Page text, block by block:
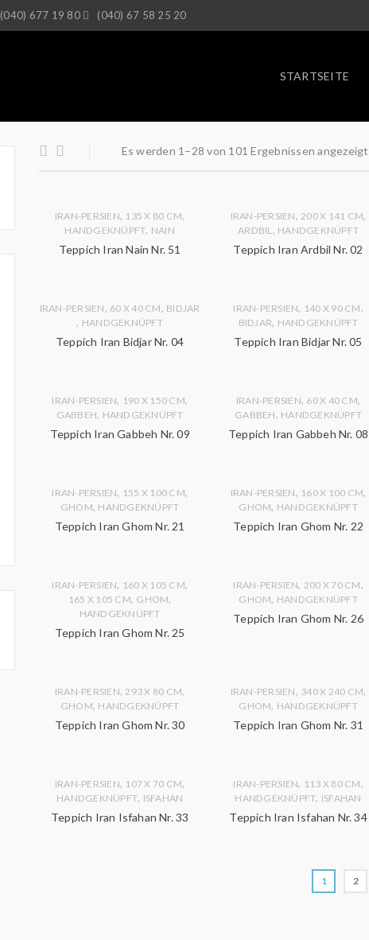
(040) 677 19 80 (040) 67 58 25 20
STARTSEITE
Es werden 1–28 von 101 Ergebnissen angezeigt
IRAN-PERSIEN, 135 X 80 CM,
HANDGEKNÜPFT, NAIN
Teppich Iran Nain Nr. 51
IRAN-PERSIEN, 200 X 141 CM,
ARDBIL, HANDGEKNÜPFT
Teppich Iran Ardbil Nr. 02
IRAN-PERSIEN, 60 X 40 CM, BIDJAR
, HANDGEKNÜPFT
Teppich Iran Bidjar Nr. 04
IRAN-PERSIEN, 140 X 90 CM,
BIDJAR, HANDGEKNÜPFT
Teppich Iran Bidjar Nr. 05
IRAN-PERSIEN, 190 X 150 CM,
GABBEH, HANDGEKNÜPFT
Teppich Iran Gabbeh Nr. 09
IRAN-PERSIEN, 60 X 40 CM,
GABBEH, HANDGEKNÜPFT
Teppich Iran Gabbeh Nr. 08
IRAN-PERSIEN, 155 X 100 CM,
GHOM, HANDGEKNÜPFT
Teppich Iran Ghom Nr. 21
IRAN-PERSIEN, 160 X 100 CM,
GHOM, HANDGEKNÜPFT
Teppich Iran Ghom Nr. 22
IRAN-PERSIEN, 160 X 105 CM,
165 X 105 CM, GHOM,
HANDGEKNÜPFT
Teppich Iran Ghom Nr. 25
IRAN-PERSIEN, 200 X 70 CM,
GHOM, HANDGEKNÜPFT
Teppich Iran Ghom Nr. 26
IRAN-PERSIEN, 293 X 80 CM,
GHOM, HANDGEKNÜPFT
Teppich Iran Ghom Nr. 30
IRAN-PERSIEN, 340 X 240 CM,
GHOM, HANDGEKNÜPFT
Teppich Iran Ghom Nr. 31
IRAN-PERSIEN, 107 X 70 CM,
HANDGEKNÜPFT, ISFAHAN
Teppich Iran Isfahan Nr. 33
IRAN-PERSIEN, 113 X 80 CM,
HANDGEKNÜPFT, ISFAHAN
Teppich Iran Isfahan Nr. 34
1 2